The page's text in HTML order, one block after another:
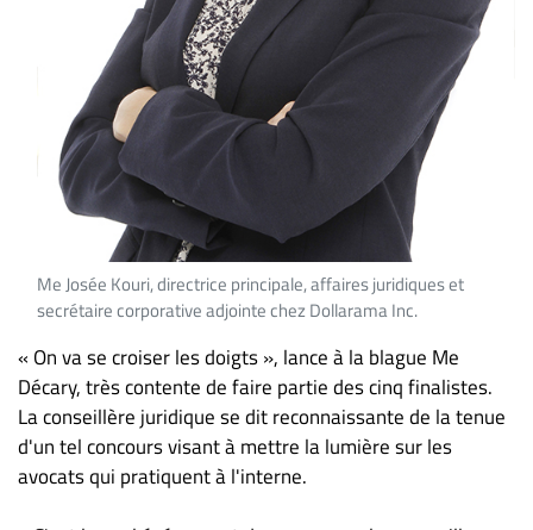
Me Josée Kouri, directrice principale, affaires juridiques et
secrétaire corporative adjointe chez Dollarama Inc.
« On va se croiser les doigts », lance à la blague Me
Décary, très contente de faire partie des cinq finalistes.
La conseillère juridique se dit reconnaissante de la tenue
d'un tel concours visant à mettre la lumière sur les
avocats qui pratiquent à l'interne.